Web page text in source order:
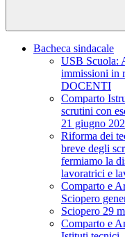
Bacheca sindacale
USB Scuola:
immissioni in
DOCENTI
Comparto
scrutini con
21 giugno
Riforma dei
breve degli
fermiamo la
lavoratrici e
Comparto e
Sciopero
Sciopero 29
Comparto e